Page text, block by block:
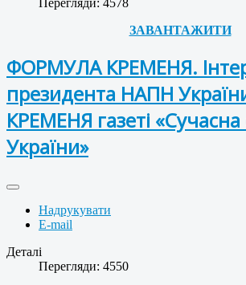
ЗАВАНТАЖИТИ
ФОРМУЛА КРЕМЕНЯ.
президента НАПН
КРЕМЕНЯ газеті «Сучасна
України»
Надрукувати
E-mail
Деталі
Перегляди: 4550